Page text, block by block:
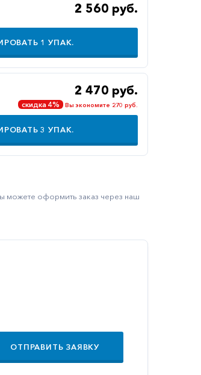
2 560 руб.
1 УПАК.
2 470 руб.
скидка 4% Вы экономите 270 руб.
3 УПАК.
можете оформить заказ через наш
ОТПРАВИТЬ ЗАЯВКУ